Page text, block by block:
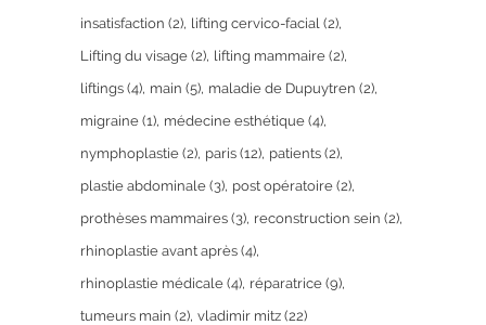
insatisfaction (2) lifting cervico-facial (2)
Lifting du visage (2) lifting mammaire (2)
liftings (4) main (5) maladie de Dupuytren (2)
migraine (1) médecine esthétique (4)
nymphoplastie (2) paris (12) patients (2)
plastie abdominale (3) post opératoire (2)
prothèses mammaires (3) reconstruction sein (2)
rhinoplastie avant après (4)
rhinoplastie médicale (4) réparatrice (9)
tumeurs main (2) vladimir mitz (22)